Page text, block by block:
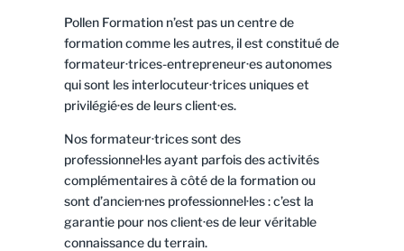
Pollen Formation n’est pas un centre de
formation comme les autres, il est constitué de
formateur·trices-entrepreneur·es autonomes
qui sont les interlocuteur·trices uniques et
privilégié·es de leurs client·es.
Nos formateur·trices sont des
professionnel·les ayant parfois des activités
complémentaires à côté de la formation ou
sont d’ancien·nes professionnel·les : c’est la
garantie pour nos client·es de leur véritable
connaissance du terrain.